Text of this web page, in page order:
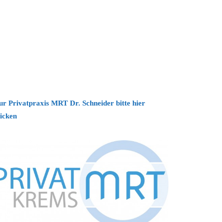
Privatpraxis MRT Dr. Schneider bitte hier